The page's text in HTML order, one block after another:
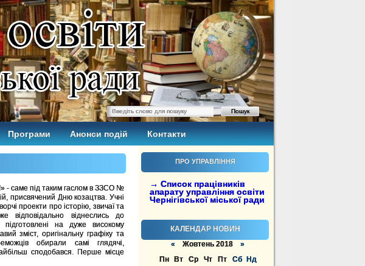
Програми Анонси подій Контакти
ПРО УПРАВЛІННЯ
→ Список працівників
апарату управління освіти
Чернігівської міської ради
КАЛЕНДАР НОВИН
« Жовтень 2018 »
Пн
Вт Ср Чт Пт Сб
Нд
- саме під таким гаслом в ЗЗСО №
присвячений Дню козацтва. Учні
проекти про історію, звичаї та
відповідально віднеслись до
на дуже високому
зміст, оригінальну графіку та
обирали самі глядячі,
сподобався. Перше місце